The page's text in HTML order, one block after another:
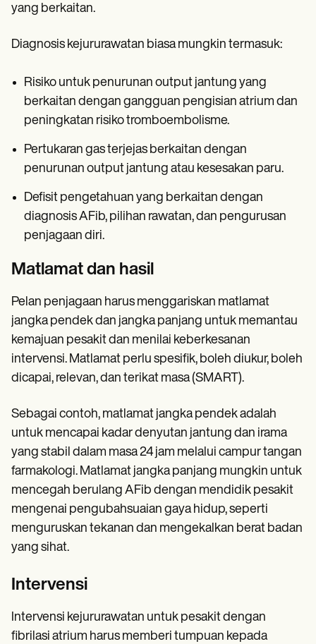
yang berkaitan.
Diagnosis kejururawatan biasa mungkin termasuk:
Risiko untuk penurunan output jantung yang
berkaitan dengan gangguan pengisian atrium dan
peningkatan risiko tromboembolisme.
Pertukaran gas terjejas berkaitan dengan
penurunan output jantung atau kesesakan paru.
Defisit pengetahuan yang berkaitan dengan
diagnosis AFib, pilihan rawatan, dan pengurusan
penjagaan diri.
Matlamat dan hasil
Pelan penjagaan harus menggariskan matlamat
jangka pendek dan jangka panjang untuk memantau
kemajuan pesakit dan menilai keberkesanan
intervensi. Matlamat perlu spesifik, boleh diukur, boleh
dicapai, relevan, dan terikat masa (SMART).
Sebagai contoh, matlamat jangka pendek adalah
untuk mencapai kadar denyutan jantung dan irama
yang stabil dalam masa 24 jam melalui campur tangan
farmakologi. Matlamat jangka panjang mungkin untuk
mencegah berulang AFib dengan mendidik pesakit
mengenai pengubahsuaian gaya hidup, seperti
menguruskan tekanan dan mengekalkan berat badan
yang sihat.
Intervensi
Intervensi kejururawatan untuk pesakit dengan
fibrilasi atrium harus memberi tumpuan kepada